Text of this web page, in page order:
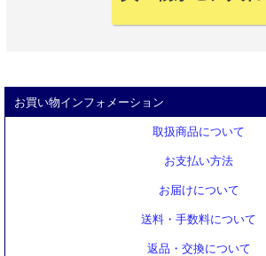
お買い物インフォメーション
取扱商品について
お支払い方法
お届けについて
送料・手数料について
返品・交換について